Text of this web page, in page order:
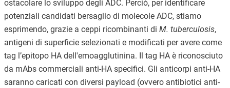
ostacolare lo sviluppo degli ADC. Perciò, per identificare
potenziali candidati bersaglio di molecole ADC, stiamo
esprimendo, grazie a ceppi ricombinanti di M. tuberculosis,
antigeni di superficie selezionati e modificati per avere come
tag l’epitopo HA dell'emoagglutinina. Il tag HA è riconosciuto
da mAbs commerciali anti-HA specifici. Gli anticorpi anti-HA
saranno caricati con diversi payload (ovvero antibiotici anti-